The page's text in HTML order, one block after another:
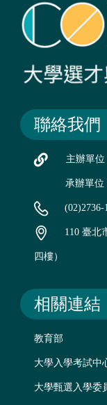
聯絡我們
主辦單
承辦單位
(02)2736-
110 臺北
四樓）
相關連結
教育部
大學入學考試中
大學甄選入學委